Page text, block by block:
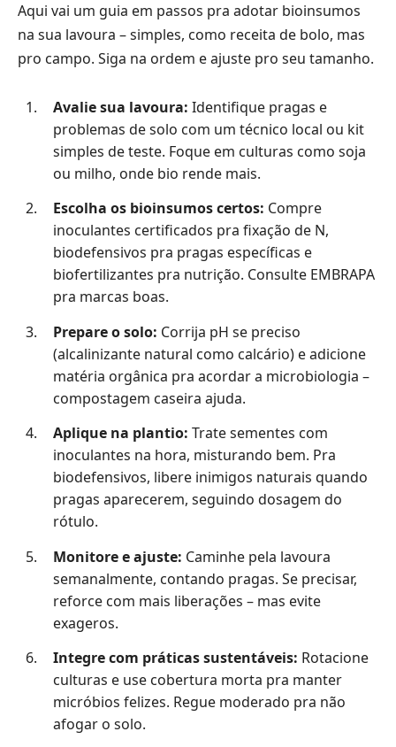
Aqui vai um guia em passos pra adotar bioinsumos
na sua lavoura – simples, como receita de bolo, mas
pro campo. Siga na ordem e ajuste pro seu tamanho.
Avalie sua lavoura: Identifique pragas e
problemas de solo com um técnico local ou kit
simples de teste. Foque em culturas como soja
ou milho, onde bio rende mais.
Escolha os bioinsumos certos: Compre
inoculantes certificados pra fixação de N,
biodefensivos pra pragas específicas e
biofertilizantes pra nutrição. Consulte EMBRAPA
pra marcas boas.
Prepare o solo: Corrija pH se preciso
(alcalinizante natural como calcário) e adicione
matéria orgânica pra acordar a microbiologia –
compostagem caseira ajuda.
Aplique na plantio: Trate sementes com
inoculantes na hora, misturando bem. Pra
biodefensivos, libere inimigos naturais quando
pragas aparecerem, seguindo dosagem do
rótulo.
Monitore e ajuste: Caminhe pela lavoura
semanalmente, contando pragas. Se precisar,
reforce com mais liberações – mas evite
exageros.
Integre com práticas sustentáveis: Rotacione
culturas e use cobertura morta pra manter
micróbios felizes. Regue moderado pra não
afogar o solo.